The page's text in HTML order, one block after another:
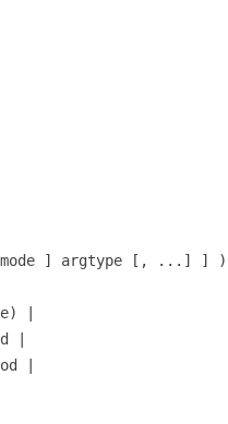
] argtype [, ...] ] )